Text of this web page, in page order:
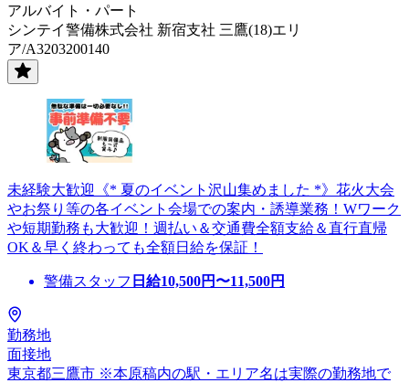
アルバイト・パート
シンテイ警備株式会社 新宿支社 三鷹(18)エリ
ア/A3203200140
未経験大歓迎《* 夏のイベント沢山集めました *》花火大会
やお祭り等の各イベント会場での案内・誘導業務！Wワーク
や短期勤務も大歓迎！週払い＆交通費全額支給＆直行直帰
OK＆早く終わっても全額日給を保証！
警備スタッフ 日給10,500円〜11,500円
勤務地
面接地
東京都三鷹市 ※本原稿内の駅・エリア名は実際の勤務地で